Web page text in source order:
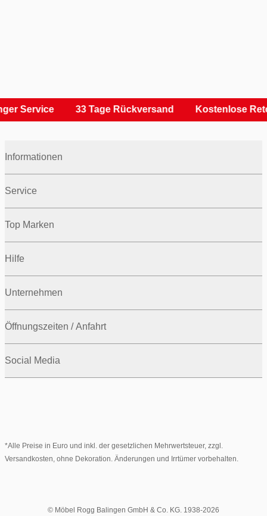
Service 33 Tage Rückversand Kostenlose
Informationen
Service
Top Marken
Hilfe
Unternehmen
Öffnungszeiten / Anfahrt
Social Media
*Alle Preise in Euro und inkl. der gesetzlichen Mehrwertsteuer, zzgl.
Versandkosten, ohne Dekoration. Änderungen und Irrtümer vorbehalten.
© Möbel Rogg Balingen GmbH & Co. KG. 1938-2026